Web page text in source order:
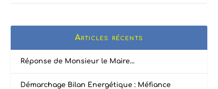
Articles récents
Réponse de Monsieur le Maire…
Démarchage Bilan Energétique : Méfiance